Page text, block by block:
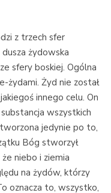
z trzech sfer
żydowska
sfery boskiej. Ogólna
żydami. Żyd nie został
innego celu. On
wszystkich
jedynie po to,
Bóg stworzył
niebo i ziemia
na żydów, którzy
oznacza to, wszystko,